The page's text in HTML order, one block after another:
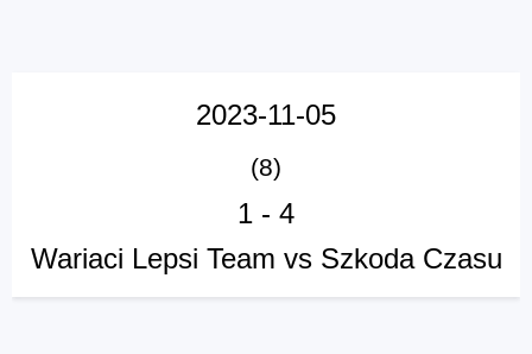
2023-11-05
(8)
1 - 4
Wariaci Lepsi Team vs Szkoda Czasu